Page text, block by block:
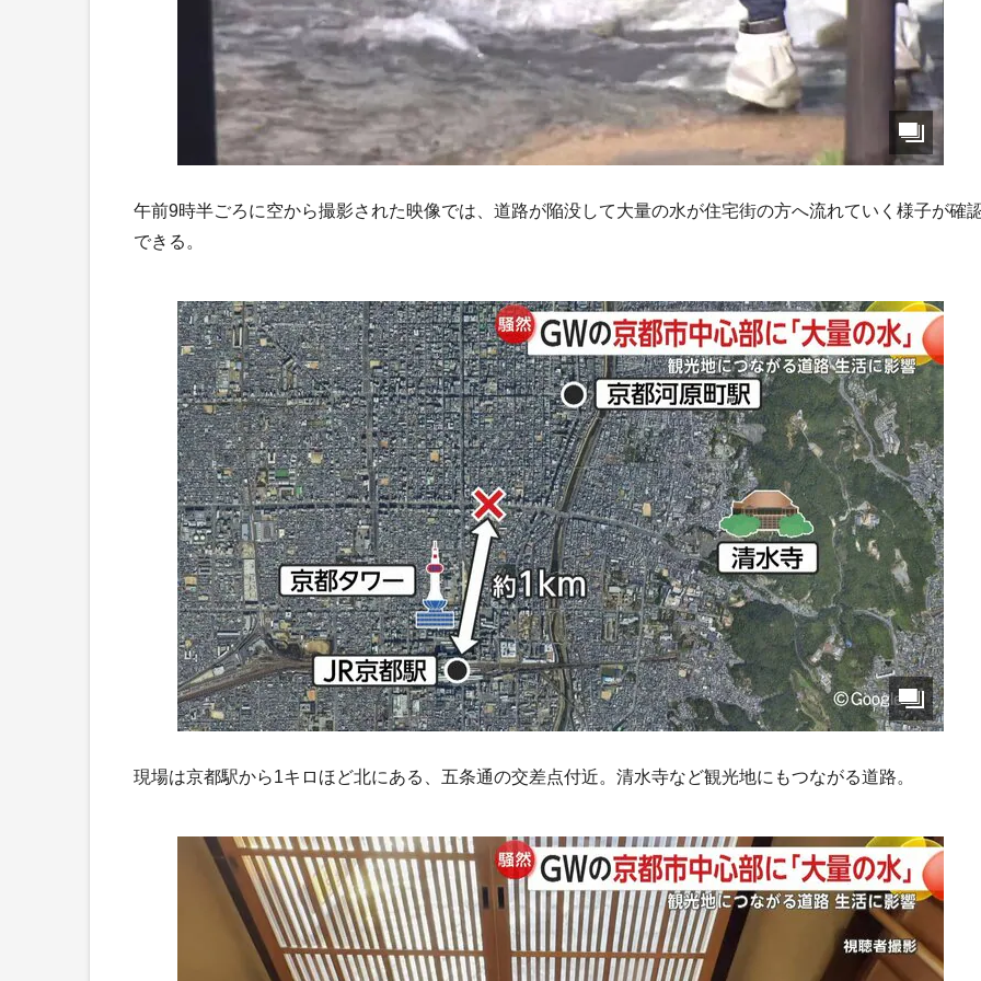
午前9時半ごろに空から撮影された映像では、道路が陥没して大量の水が住宅街の方へ流れていく様子が確
できる。
現場は京都駅から1キロほど北にある、五条通の交差点付近。清水寺など観光地にもつながる道路。